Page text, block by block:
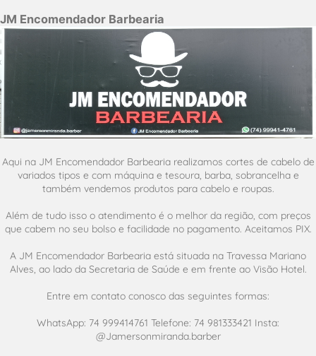
JM Encomendador Barbearia
Aqui na JM Encomendador Barbearia realizamos cortes de cabelo de
variados tipos e com máquina e tesoura, barba, sobrancelha e
também vendemos produtos para cabelo e roupas.
Além de tudo isso o atendimento é o melhor da região, com preços
que cabem no seu bolso e facilidade no pagamento. Aceitamos PIX.
A JM Encomendador Barbearia está situada na Travessa Mariano
Alves, ao lado da Secretaria de Saúde e em frente ao Visão Hotel.
Entre em contato conosco das seguintes formas:
WhatsApp: 74 999414761 Telefone: 74 981333421 Insta:
@Jamersonmiranda.barber